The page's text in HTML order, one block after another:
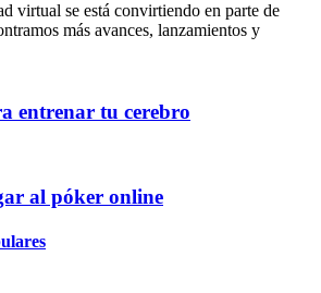
virtual se está convirtiendo en parte de
más avances, lanzamientos y
entrenar tu cerebro
al póker online